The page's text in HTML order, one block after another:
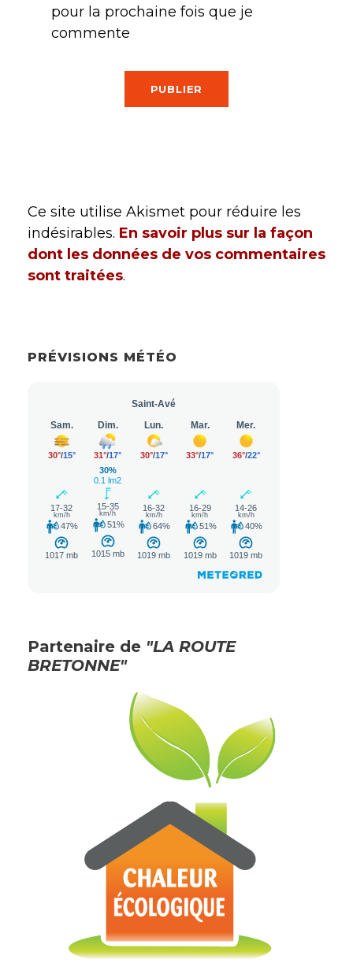
pour la prochaine fois que je
commente
Ce site utilise Akismet pour réduire les
indésirables. En savoir plus sur la façon
dont les données de vos commentaires
sont traitées.
PRÉVISIONS MÉTÉO
Partenaire de "LA ROUTE
BRETONNE"